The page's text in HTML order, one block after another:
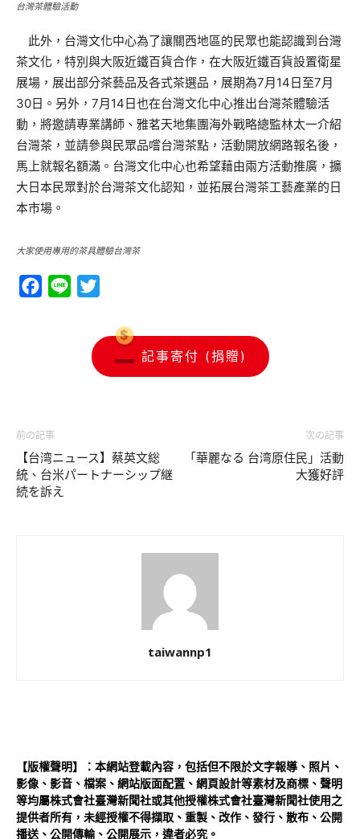
台灣茶體驗活動
此外，台灣文化中心為了讓關西地區的民眾也能認識到台灣
茶文化，特別與大阪近鐵百貨合作，在大阪近鐵百貨設置衛星
展場，展出部分茶藝品及各式茶選品，展期為7月14日至7月
30日。另外，7月14日也在台灣文化中心推出台灣茶體驗活
動，將邀請專業講師、雅茗天地集團海外戰略總監林太一介紹
台灣茶，並請參與民眾品嚐台灣茶點，活動開放網路報名後，
馬上就報名額滿。台灣文化中心也希望藉由兩方活動推廣，擴
大日本民眾對於台灣茶文化認知，並拓展台灣茶工藝產業的日
本市場。
大家使用專用的茶具體驗台灣茶
Facebook
Line
記事寄付 (捐贈)
前の記事
【台湾ニュース】蔡英文総
統、台米パートナーシップ継
続を訴え
次の記事
「華麗なる 台湾原住民」活動
大獲好評
taiwannp1
【版權聲明】：本網站登載內容，包括但不限於文字報導、照片、
影像、影音、檔案、網站版面配置、網頁設計等素材及商標、聲明
等均屬株式會社臺灣新聞社或其他授權株式會社臺灣新聞社使用之
提供者所有，未經授權不得擷取、重製、改作、發行、散布、公開
播送、公開傳輸、公開展示，違者必究。